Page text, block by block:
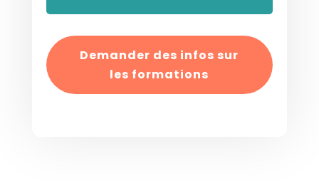
Demander des infos sur
les formations